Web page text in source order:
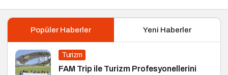
Popüler Haberler Yeni Haberler
Turizm
FAM Trip ile Turizm Profesyonellerini